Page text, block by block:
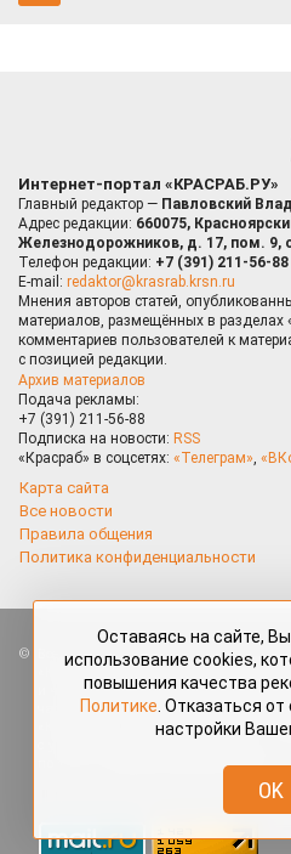
Интернет-портал «КРАСРАБ.РУ»
Главный редактор — Павловский
Адрес редакции: 660075,
Железнодорожников, д. 17, пом. 9,
Телефон редакции: +7 (391) 211-56-88
E-mail: redaktor@krasrab.krsn.ru
Мнения авторов статей,
материалов, размещённых в разделах
комментариев пользователей к
с позицией редакции.
Архив материалов
Подача рекламы:
+7 (391) 211-56-88
Подписка на новости: RSS
«Красраб» в соцсетях: «Телеграм»,
Карта сайта
Все новости
Правила общения
Политика конфиденциальности
Все права защищены. Любые
«Красраб.ру» сотрудниками
и читателями, являются объектами
частичное использование
«Красраб.ру», допускается только с
redaktor@krasrab.krsn.ru.
Оставаясь на сайте,
использование cookies,
повышения качества
Политике . Отказаться
настройки
OK